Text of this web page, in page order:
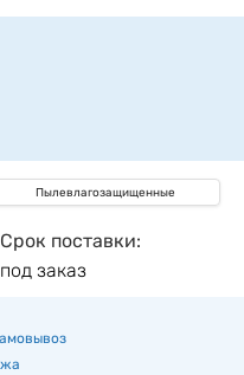
Пылевлагозащищенные
Срок поставки:
под заказ